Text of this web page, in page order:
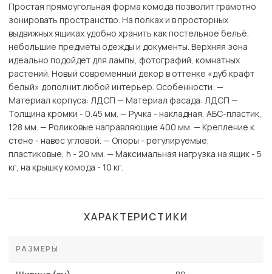
Простая прямоугольная форма комода позволит грамотно
зонировать пространство. На полках и в просторных
выдвижных ящиках удобно хранить как постельное бельё,
небольшие предметы одежды и документы. Верхняя зона
идеально подойдет для лампы, фотографий, комнатных
растений. Новый современный декор в оттенке «дуб крафт
белый» дополнит любой интерьер. Особенности: —
Материал корпуса: ЛДСП — Материал фасада: ЛДСП —
Толщина кромки - 0.45 мм. — Ручка - накладная, АБС-пластик,
128 мм. — Роликовые направляющие 400 мм. — Крепление к
стене - навес угловой. — Опоры - регулируемые,
пластиковые, h - 20 мм. — Максимальная нагрузка на ящик - 5
кг, на крышку комода - 10 кг.
ХАРАКТЕРИСТИКИ
РАЗМЕРЫ